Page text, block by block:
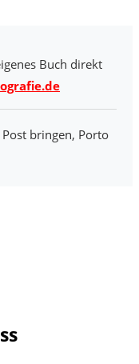
Buch direkt
bringen, Porto